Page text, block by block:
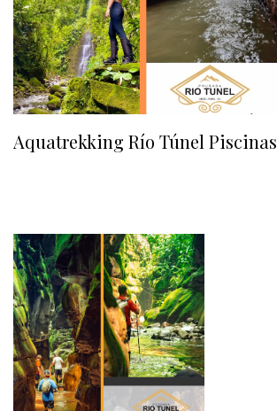
Aquatrekking Río Túnel Piscinas